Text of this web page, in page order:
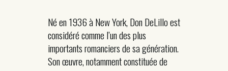
Né en 1936 à New York, Don DeLillo est
considéré comme l’un des plus
importants romanciers de sa génération.
Son œuvre, notamment constituée de